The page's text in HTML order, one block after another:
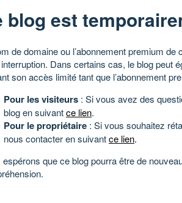
blog est
de domaine ou l’abonnement premium
Dans certains cas, le blog peut
son accès limité tant que l’abonnement
Pour les visiteurs : Si vous avez des
blog en suivantce lien.
Pour le propriétaire : Si vous souhaitez
nous contacter en suivantce lien.
espérons que ce blog pourra être de